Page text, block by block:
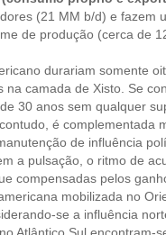
(21 MM b/d) e
de produção (cerca de
durariam somente
camada de Xisto. Se
30 anos sem qualquer
é
de influência
a pulsação, o ritmo de
compensadas pelos
mobilizada no
se a influência